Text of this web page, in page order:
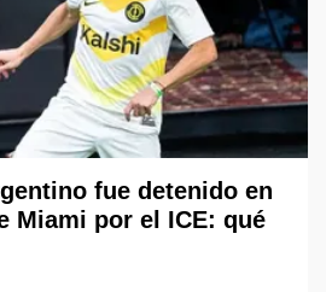
fue detenido en
Miami por el ICE: qué